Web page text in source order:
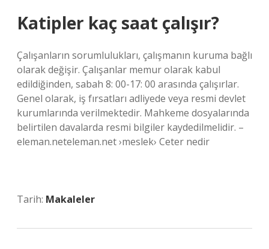
Katipler kaç saat çalışır?
Çalışanların sorumlulukları, çalışmanın kuruma bağlı
olarak değişir. Çalışanlar memur olarak kabul
edildiğinden, sabah 8: 00-17: 00 arasında çalışırlar.
Genel olarak, iş fırsatları adliyede veya resmi devlet
kurumlarında verilmektedir. Mahkeme dosyalarında
belirtilen davalarda resmi bilgiler kaydedilmelidir. –
eleman.neteleman.net ›meslek› Ceter nedir
Tarih: Makaleler